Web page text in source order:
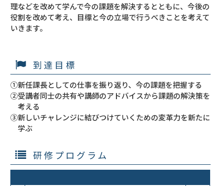
理などを改めて学んで今の課題を解決するとともに、今後の
役割を改めて考え、目標と今の立場で行うべきことを考えて
いきます。
到達目標
①新任課長としての仕事を振り返り、今の課題を把握する
②受講者同士の共有や講師のアドバイスから課題の解決策を
考える
③新しいチャレンジに結びつけていくための変革力を新たに
学ぶ
研修プログラム